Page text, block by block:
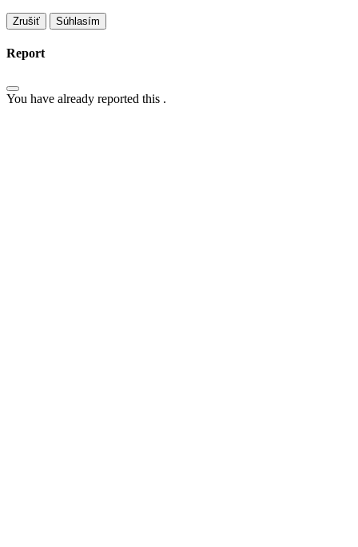
Súhlasím
Report
You have already reported this .